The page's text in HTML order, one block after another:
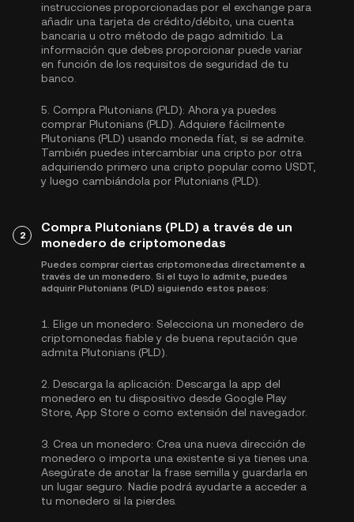
instrucciones proporcionadas por el exchange para
añadir una tarjeta de crédito/débito, una cuenta
bancaria u otro método de pago admitido. La
información que debes proporcionar puede variar
en función de los requisitos de seguridad de tu
banco.
5. Compra Plutonians (PLD): Ahora ya puedes
comprar Plutonians (PLD). Adquiere fácilmente
Plutonians (PLD) usando moneda fíat, si se admite.
También puedes intercambiar una cripto por otra
adquiriendo primero una cripto popular como USDT
y luego cambiándola por Plutonians (PLD).
2
Compra Plutonians (PLD) a través de un
monedero de criptomonedas
Puedes comprar ciertas criptomonedas directamente a
través de un monedero. Si el tuyo lo admite, puedes
adquirir Plutonians (PLD) siguiendo estos pasos:
1. Elige un monedero: Selecciona un monedero de
criptomonedas fiable y de buena reputación que
admita Plutonians (PLD).
2. Descarga la aplicación: Descarga la app del
monedero en tu dispositivo desde Google Play
Store, App Store o como extensión del navegador.
3. Crea un monedero: Crea una nueva dirección de
monedero o importa una existente si ya tienes una.
Asegúrate de anotar la frase semilla y guardarla en
un lugar seguro. Nadie podrá ayudarte a acceder a
tu monedero si la pierdes.